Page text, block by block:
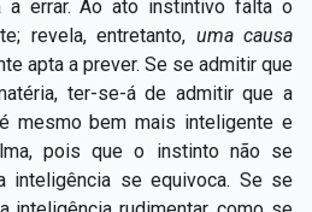
a errar. Ao ato instintivo falta o
revela, entretanto, uma causa
apta a prever. Se se admitir que
ter-se-á de admitir que a
mesmo bem mais inteligente e
pois que o instinto não se
inteligência se equivoca. Se se